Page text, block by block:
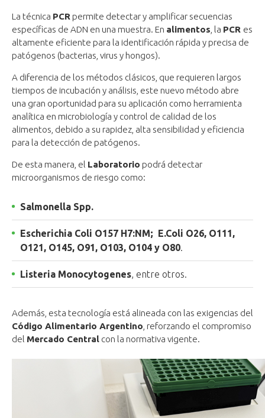
La técnica PCR permite detectar y amplificar secuencias
específicas de ADN en una muestra. En alimentos , la PCR es
altamente eficiente para la identificación rápida y precisa de
patógenos (bacterias, virus y hongos).
A diferencia de los métodos clásicos, que requieren largos
tiempos de incubación y análisis, este nuevo método abre
una gran oportunidad para su aplicación como herramienta
analítica en microbiología y control de calidad de los
alimentos, debido a su rapidez, alta sensibilidad y eficiencia
para la detección de patógenos.
De esta manera, el Laboratorio podrá detectar
microorganismos de riesgo como:
Salmonella Spp.
Escherichia Coli O157 H7:NM; E.Coli O26, O111,
O121, O145, O91, O103, O104 y O80
Listeria Monocytogenes , entre otros.
Además, esta tecnología está alineada con las exigencias del
Código Alimentario Argentino , reforzando el compromiso
del Mercado Central con la normativa vigente.